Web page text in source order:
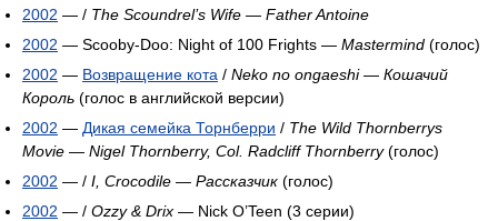
2002 — / The Scoundrel’s Wife — Father Antoine
2002 — Scooby-Doo: Night of 100 Frights — Mastermind (голос)
2002 — Возвращение кота / Neko no ongaeshi— Кошачий
Король (голос в английской версии)
2002 — Дикая семейка Торнберри / The Wild Thornberrys
Movie — Nigel Thornberry, Col. Radcliff Thornberry(голос)
2002 — / I, Crocodile — Рассказчик (голос)
2002 — / Ozzy & Drix — Nick O’Teen (3 серии)